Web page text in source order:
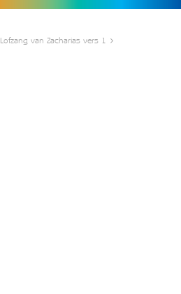
Lofzang van Zacharias vers 1